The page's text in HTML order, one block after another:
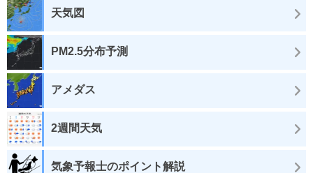
天気図
PM2.5分布予測
アメダス
2週間天気
気象予報士のポイント解説